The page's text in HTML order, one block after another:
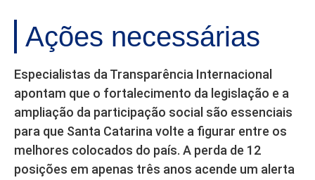
Ações necessárias
Especialistas da Transparência Internacional
apontam que o fortalecimento da legislação e a
ampliação da participação social são essenciais
para que Santa Catarina volte a figurar entre os
melhores colocados do país. A perda de 12
posições em apenas três anos acende um alerta